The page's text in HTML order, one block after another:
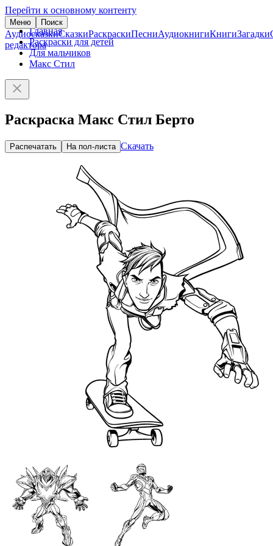
Перейти к основному контенту
Меню Поиск
АудиосказкиСказкиРаскраскиПесниАудиокнигиКнигиЗагадки
редактора
Главная
Раскраски для детей
Для мальчиков
Макс Стил
Раскраска Макс Стил Берто
Распечатать На пол-листа Скачать